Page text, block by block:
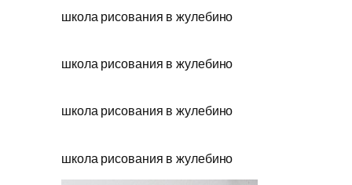
школа рисования в жулебино
школа рисования в жулебино
школа рисования в жулебино
школа рисования в жулебино